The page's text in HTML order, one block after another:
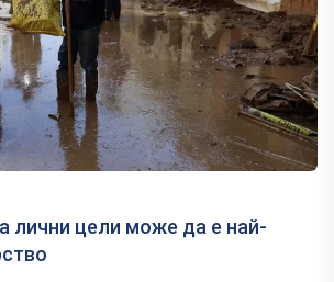
лични цели може да е най-